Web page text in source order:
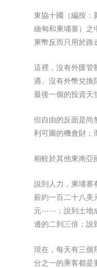
東協十國（編按：
緬甸和柬埔寨）之
柬幣反而只用於路
這裡，沒有外匯管
遇、沒有外幣兌換
最後一個的投資天
但自由的反面是尚
利可圖的機會財；
相較於其他東南亞
說到人力，柬埔寨
薪約一百二十八美
元⋯⋯；說到土地
邊的二到三倍；說
現在，每天有三個
分之一的乘客都是